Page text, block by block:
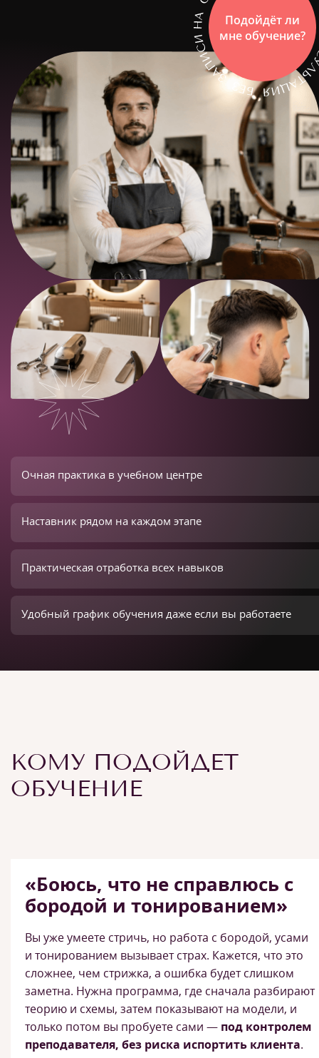
Подойдёт ли
мне обучение?
Очная практика в учебном центре
Наставник рядом на каждом этапе
Практическая отработка всех навыков
Удобный график обучения даже если вы работаете
КОМУ ПОДОЙДЕТ
ОБУЧЕНИЕ
«Боюсь, что не справлюсь с
бородой и тонированием»
Вы уже умеете стричь, но работа с бородой, усами
и тонированием вызывает страх. Кажется, что это
сложнее, чем стрижка, а ошибка будет слишком
заметна. Нужна программа, где сначала разбирают
теорию и схемы, затем показывают на модели, и
только потом вы пробуете сами — под контролем
преподавателя, без риска испортить клиента.